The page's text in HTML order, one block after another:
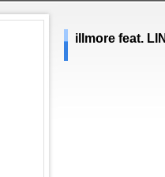
illmore feat.